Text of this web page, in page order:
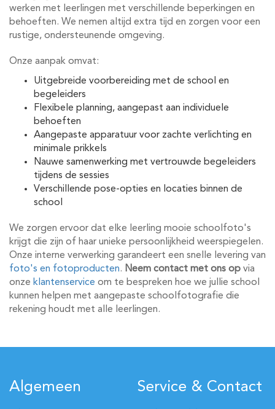
werken met leerlingen met verschillende beperkingen en
behoeften. We nemen altijd extra tijd en zorgen voor een
rustige, ondersteunende omgeving.
Onze aanpak omvat:
Uitgebreide voorbereiding met de school en
begeleiders
Flexibele planning, aangepast aan individuele
behoeften
Aangepaste apparatuur voor zachte verlichting en
minimale prikkels
Nauwe samenwerking met vertrouwde begeleiders
tijdens de sessies
Verschillende pose-opties en locaties binnen de
school
We zorgen ervoor dat elke leerling mooie schoolfoto's
krijgt die zijn of haar unieke persoonlijkheid weerspiegelen.
Onze interne verwerking garandeert een snelle levering van
foto's en fotoproducten. Neem contact met ons op via
onze klantenservice om te bespreken hoe we jullie school
kunnen helpen met aangepaste schoolfotografie die
rekening houdt met alle leerlingen.
Algemeen Service & Contact